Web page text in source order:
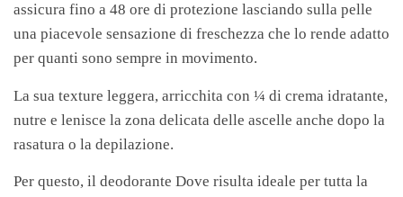
assicura fino a 48 ore di protezione lasciando sulla pelle
una piacevole sensazione di freschezza che lo rende adatto
per quanti sono sempre in movimento.
La sua texture leggera, arricchita con ¼ di crema idratante,
nutre e lenisce la zona delicata delle ascelle anche dopo la
rasatura o la depilazione.
Per questo, il deodorante Dove risulta ideale per tutta la